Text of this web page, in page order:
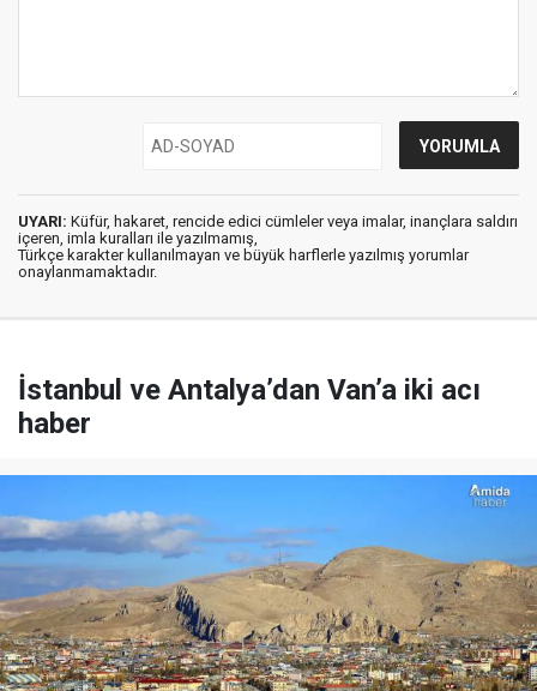
UYARI: Küfür, hakaret, rencide edici cümleler veya imalar, inançlara saldırı
içeren, imla kuralları ile yazılmamış,
Türkçe karakter kullanılmayan ve büyük harflerle yazılmış yorumlar
onaylanmamaktadır.
İstanbul ve Antalya’dan Van’a iki acı
haber